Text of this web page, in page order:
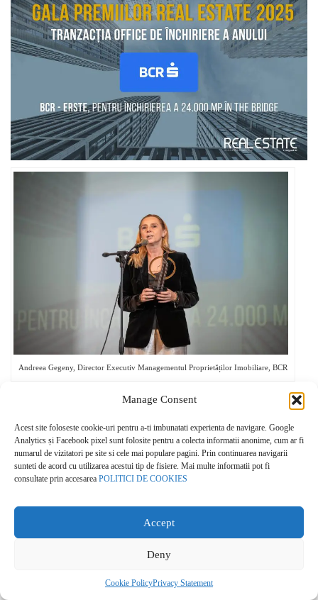
Manage Consent
Acest site foloseste cookie-uri pentru a-ti imbunatati experienta de navigare. Google
Analytics și Facebook pixel sunt folosite pentru a colecta informatii anonime, cum ar fi
numarul de vizitatori pe site si cele mai populare pagini. Prin continuarea navigarii
sunteti de acord cu utilizarea acestui tip de fisiere. Mai multe informatii pot fi
consultate prin accesarea POLITICI DE COOKIES
Accept
Deny
Cookie PolicyPrivacy Statement
Andreea Gegeny, Director Executiv Managementul Proprietăților Imobiliare, BCR
DEZVOLTATORUL
INDUSTRIAL AL
ANULUI
– cu proiecte optimizate pentru activitatea companiilor,
susținând productivitatea și adaptabilitatea într-un mediu